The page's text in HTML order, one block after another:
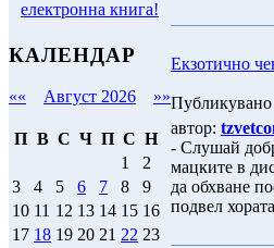
КАЛЕНДАР
«« Август 2026 »»
П В С Ч П С Н
1
2
3
4 5 6 7 8
9
10 11 12 13 14 15 16
17 18 19 20 21 22 23
Екзотично
Публикувано
автор:
- Слушай
мацките в
да обхване
подвел